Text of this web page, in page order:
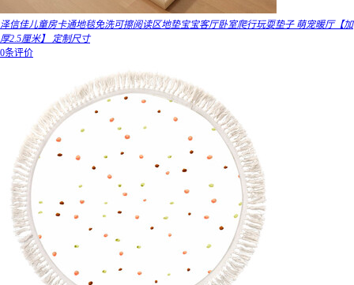
泽信佳儿童房卡通地毯免洗可擦阅读区地垫宝宝客厅卧室爬行玩耍垫子 萌宠暖厅【加
厚2.5厘米】 定制尺寸
0条评价